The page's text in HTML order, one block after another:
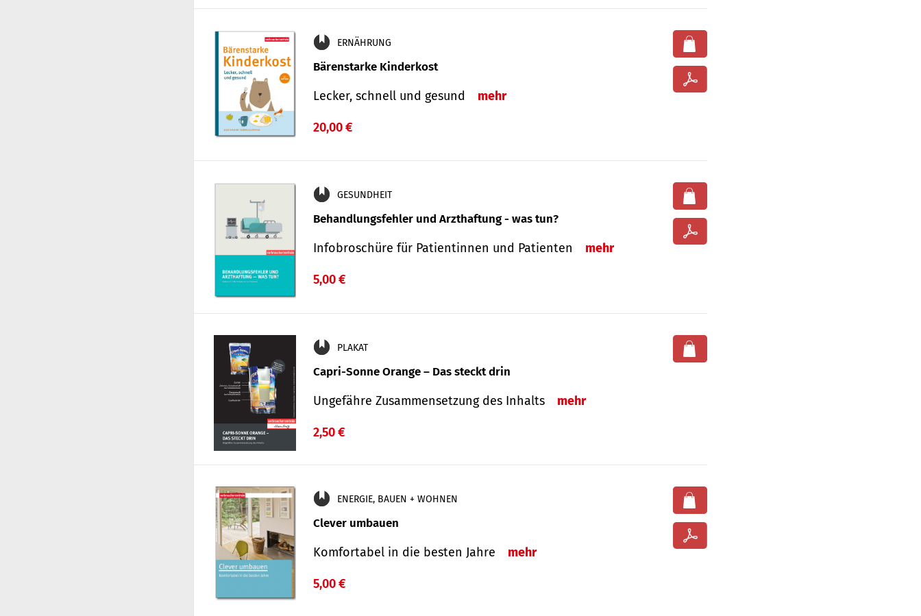
ERNÄHRUNG
Bärenstarke Kinderkost
Lecker, schnell und gesund mehr
20,00 €
GESUNDHEIT
Behandlungsfehler und Arzthaftung - was tun?
Infobroschüre für Patientinnen und Patienten mehr
5,00 €
PLAKAT
Capri-Sonne Orange – Das steckt drin
Ungefähre Zu­sammen­setzung des Inhalts mehr
2,50 €
ENERGIE, BAUEN + WOHNEN
Clever umbauen
Komfortabel in die besten Jahre mehr
5,00 €